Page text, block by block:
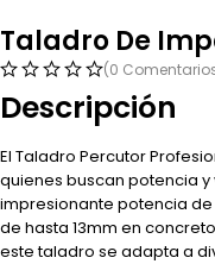
Taladro De
(0
Descripción
El Taladro Percutor
quienes buscan potencia
impresionante potencia
de hasta 13mm en
este taladro se adapta a